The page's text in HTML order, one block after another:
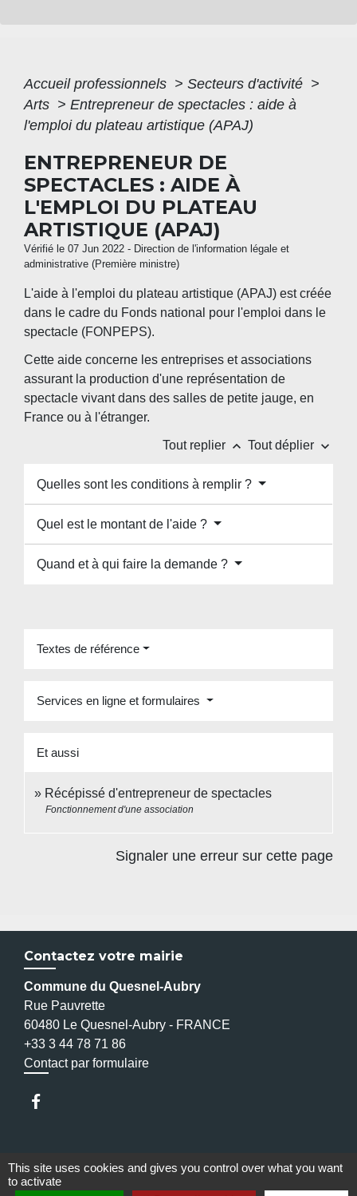
Accueil professionnels > Secteurs d'activité >
Arts > Entrepreneur de spectacles : aide à
l'emploi du plateau artistique (APAJ)
ENTREPRENEUR DE
SPECTACLES : AIDE À
L'EMPLOI DU PLATEAU
ARTISTIQUE (APAJ)
Vérifié le 07 Jun 2022 - Direction de l'information légale et
administrative (Première ministre)
L'aide à l'emploi du plateau artistique (APAJ) est créée
dans le cadre du Fonds national pour l'emploi dans le
spectacle (FONPEPS).
Cette aide concerne les entreprises et associations
assurant la production d'une représentation de
spectacle vivant dans des salles de petite jauge, en
France ou à l'étranger.
Tout replier keyboard_arrow_up Tout déplier keyboard_arrow_down
Quelles sont les conditions à remplir ?
Quel est le montant de l'aide ?
Quand et à qui faire la demande ?
Textes de référence
Services en ligne et formulaires
Et aussi
Récépissé d'entrepreneur de spectacles
Fonctionnement d'une association
Signaler une erreur sur cette page
Contactez votre mairie
Commune du Quesnel-Aubry
Rue Pauvrette
60480 Le Quesnel-Aubry - FRANCE
+33 3 44 78 71 86
Contact par formulaire
This site uses cookies and gives you control over what you want
to activate